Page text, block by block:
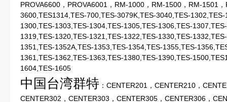
PROVA6600，PROVA6001，RM-1000，RM-1500，RM-1501
3600,TES1314,TES-700,TES-3079K,TES-3040,TES-
1300,TES-1303,TES-1304,TES-1305,TES-1306,TES-
1319,TES-1320,TES-1321,TES-1322,TES-1330,TES-
1351,TES-1352A,TES-1353,TES-1354,TES-1355,TES-
1361,TES-1362,TES-1363,TES-1380,TES-1390,TES-
1604,TES-1605
中国台湾群特 ：CENTER201，CENTER210，
CENTER302，CENTER303，CENTER305，CENTER306，